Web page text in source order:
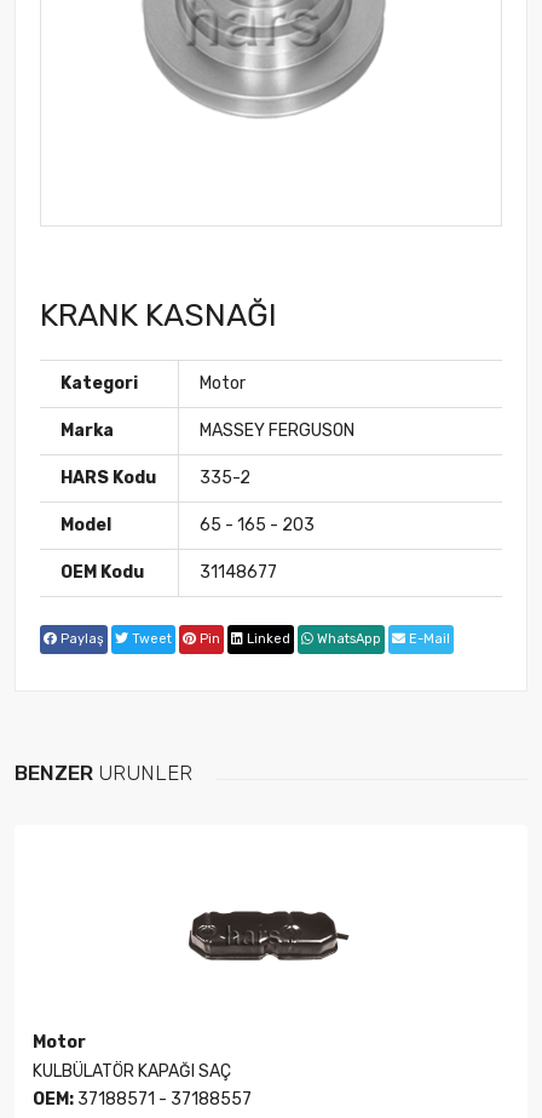
KRANK KASNAĞI
Kategori Motor
Marka MASSEY FERGUSON
HARS Kodu 335-2
Model 65 - 165 - 203
OEM Kodu 31148677
Paylaş Tweet Pin Linked WhatsApp E-Mail
BENZER ÜRÜNLER
Motor
KULBÜLATÖR KAPAĞI SAÇ
OEM: 37188571 - 37188557